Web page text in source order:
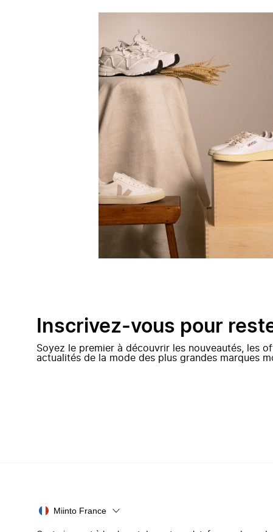
Inscrivez-vous pour
Soyez le premier à découvrir les nouveautés, les
actualités de la mode des plus grandes marques
Miinto France